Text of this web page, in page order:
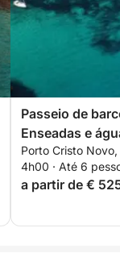
Passeio de
Enseadas e
descobrir
Porto Cristo Novo,
4h00 · Até 6
a partir de €